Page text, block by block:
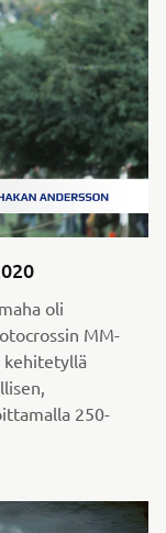
oli
MM-
kehitetyllä
250-